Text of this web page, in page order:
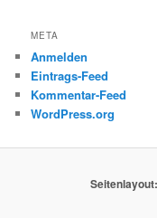
META
Anmelden
Eintrags-Feed
Kommentar-Feed
WordPress.org